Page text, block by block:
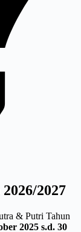
2027
& Putri Tahun
2025 s.d. 30